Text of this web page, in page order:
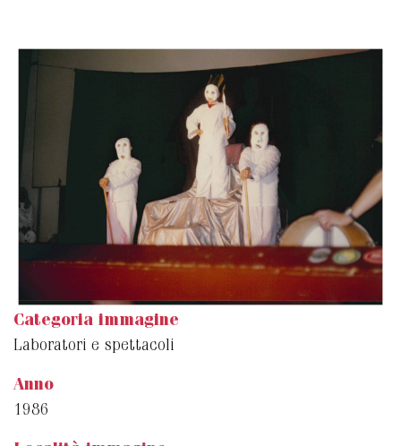
Categoria immagine
Laboratori e spettacoli
Anno
1986